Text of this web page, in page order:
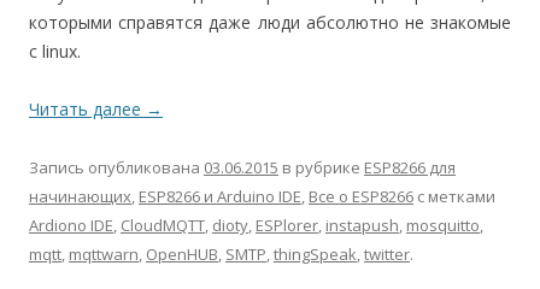
которыми справятся даже люди абсолютно не знакомые
с linux.
Читать далее →
Запись опубликована 03.06.2015 в рубрике ESP8266 для
начинающих, ESP8266 и Arduino IDE, Все о ESP8266 с метками
Ardiono IDE, CloudMQTT, dioty, ESPlorer, instapush, mosquitto,
mqtt, mqttwarn, OpenHUB, SMTP,thingSpeak,twitter.